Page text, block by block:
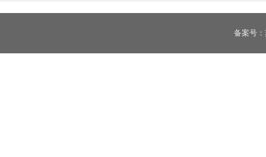
备案号：